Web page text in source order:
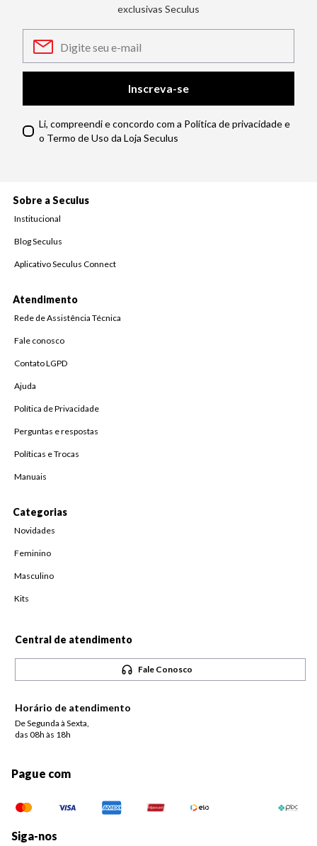
exclusivas Seculus
Inscreva-se
Li, compreendi e concordo com a Política de privacidade e
o Termo de Uso da Loja Seculus
Sobre a Seculus
Institucional
Blog Seculus
Aplicativo Seculus Connect
Atendimento
Rede de Assistência Técnica
Fale conosco
Contato LGPD
Ajuda
Política de Privacidade
Perguntas e respostas
Políticas e Trocas
Manuais
Categorias
Novidades
Feminino
Masculino
Kits
Central de atendimento
Fale Conosco
Horário de atendimento
De Segunda à Sexta,
das 08h às 18h
Pague com
Siga-nos